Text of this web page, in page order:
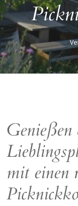
mit einen